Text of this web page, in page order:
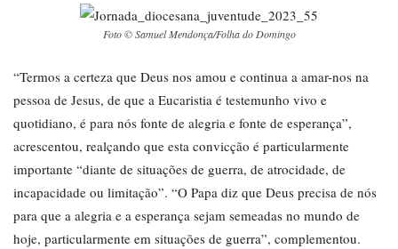
Foto © Samuel Mendonça/Folha do Domingo
“Termos a certeza que Deus nos amou e continua a amar-nos na
pessoa de Jesus, de que a Eucaristia é testemunho vivo e
quotidiano, é para nós fonte de alegria e fonte de esperança”,
acrescentou, realçando que esta convicção é particularmente
importante “diante de situações de guerra, de atrocidade, de
incapacidade ou limitação”. “O Papa diz que Deus precisa de nós
para que a alegria e a esperança sejam semeadas no mundo de
hoje, particularmente em situações de guerra”, complementou.